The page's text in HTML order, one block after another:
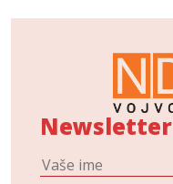
Newsletter